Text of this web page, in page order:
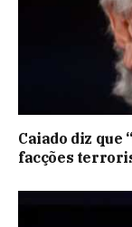
Caiado diz que
facções